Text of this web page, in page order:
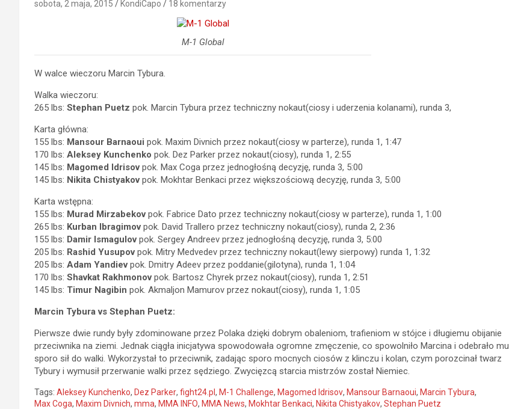
sobota, 2 maja, 2015 KondiCapo 18 komentarzy
M-1 Global
W walce wieczoru Marcin Tybura.
Walka wieczoru:
265 lbs: Stephan Puetz pok. Marcin Tybura przez techniczny nokaut(ciosy i uderzenia kolanami), runda 3,
Karta główna:
155 lbs: Mansour Barnaoui pok. Maxim Divnich przez nokaut(ciosy w parterze), runda 1, 1:47
170 lbs: Aleksey Kunchenko pok. Dez Parker przez nokaut(ciosy), runda 1, 2:55
145 lbs: Magomed Idrisovpok. Max Coga przez jednogłośną decyzję, runda 3, 5:00
145 lbs: Nikita Chistyakovpok. Mokhtar Benkaci przez większościową decyzję, runda 3, 5:00
Karta wstępna:
155 lbs: Murad Mirzabekovpok. Fabrice Dato przez techniczny nokaut(ciosy w parterze), runda 1, 1:00
265 lbs: Kurban Ibragimovpok. David Trallero przez techniczny nokaut(ciosy), runda 2, 2:36
155 lbs: Damir Ismagulovpok. Sergey Andreev przez jednogłośną decyzję, runda 3, 5:00
205 lbs: Rashid Yusupovpok. Mitry Medvedev przez techniczny nokaut(lewy sierpowy) runda 1, 1:32
205 lbs: Adam Yandievpok. Dmitry Adeev przez poddanie(gilotyna), runda 1, 1:04
170 lbs: Shavkat Rakhmonovpok. Bartosz Chyrek przez nokaut(ciosy), runda 1, 2:51
145 lbs: Timur Nagibin pok. Akmaljon Mamurov przez nokaut(ciosy), runda 1, 1:05
Marcin Tybura vs Stephan Puetz:
Pierwsze dwie rundy były zdominowane przez Polaka dzięki dobrym obaleniom, trafieniom w stójce i długiemu obijanie
przeciwnika na ziemi. Jednak ciągła inicjatywa spowodowała ogromne zmęczenie, co spowolniło Marcina i odebrało mu
sporo sił do walki. Wykorzystał to przeciwnik, zadając sporo mocnych ciosów z klinczu i kolan, czym porozcinał twarz
Tybury i wymusił przerwanie walki przez sędziego. Zwycięzcą starcia mistrzów został Niemiec.
Tags: Aleksey Kunchenko, Dez Parker, fight24.pl , M-1 Challenge, Magomed Idrisov, Mansour Barnaoui, Marcin Tybura,
Max Coga, Maxim Divnich, mma, MMA INFO, MMA News, Mokhtar Benkaci, Nikita Chistyakov, Stephan Puetz